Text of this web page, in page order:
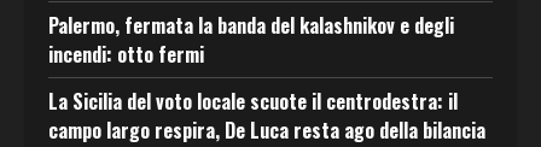
Palermo, fermata la banda del kalashnikov e degli
incendi: otto fermi
La Sicilia del voto locale scuote il centrodestra: il
campo largo respira, De Luca resta ago della bilancia